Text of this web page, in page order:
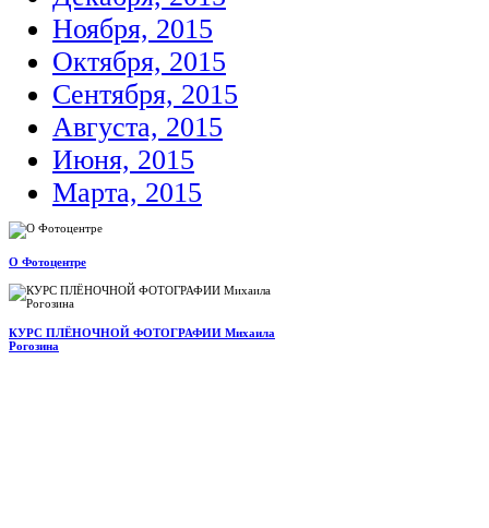
Ноября, 2015
Октября, 2015
Сентября, 2015
Августа, 2015
Июня, 2015
Марта, 2015
О Фотоцентре
КУРС ПЛЁНОЧНОЙ ФОТОГРАФИИ Михаила
Рогозина